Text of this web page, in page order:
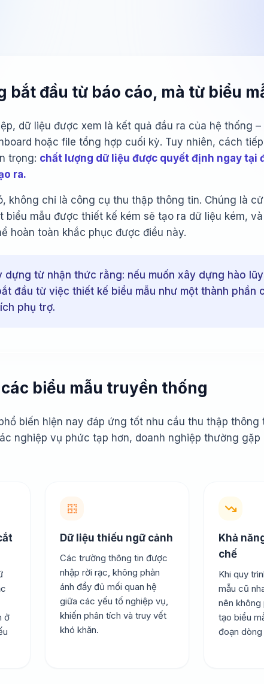
bắt đầu từ báo cáo, mà từ biểu
dữ liệu được xem là kết quả đầu ra của hệ thống
hoặc file tổng hợp cuối kỳ. Tuy nhiên, cách
trọng: chất lượng dữ liệu được quyết định ngay tại
ra.
không chỉ là công cụ thu thập thông tin. Chúng là
biểu mẫu được thiết kế kém sẽ tạo ra dữ liệu kém,
hoàn toàn khắc phục được điều này.
dựng từ nhận thức rằng: nếu muốn xây dựng hào
đầu từ việc thiết kế biểu mẫu như một thành phần
phụ trợ.
các biểu mẫu truyền thống
biến hiện nay đáp ứng tốt nhu cầu thu thập thông
nghiệp vụ phức tạp hơn, doanh nghiệp thường gặp
ở
Dữ liệu thiếu ngữ cảnh
Các trường thông tin được
nhập rời rạc, không phản
ánh đầy đủ mối quan hệ
giữa các yếu tố nghiệp vụ,
khiến phân tích và truy vết
khó khăn.
Khả
chế
Khi quy
mẫu cũ
nên không
tạo biểu
đoạn